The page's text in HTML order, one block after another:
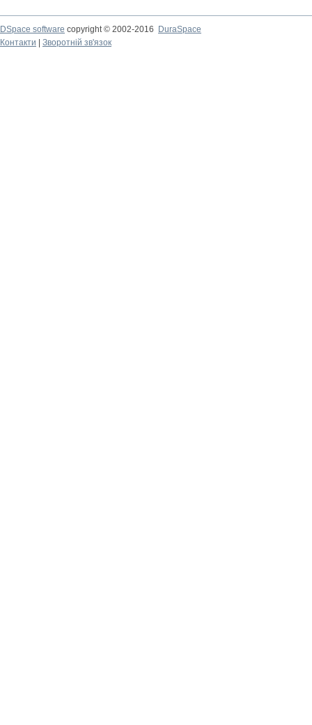
DSpace software copyright © 2002-2016
DuraSpace
Контакти
Зворотній зв'язок